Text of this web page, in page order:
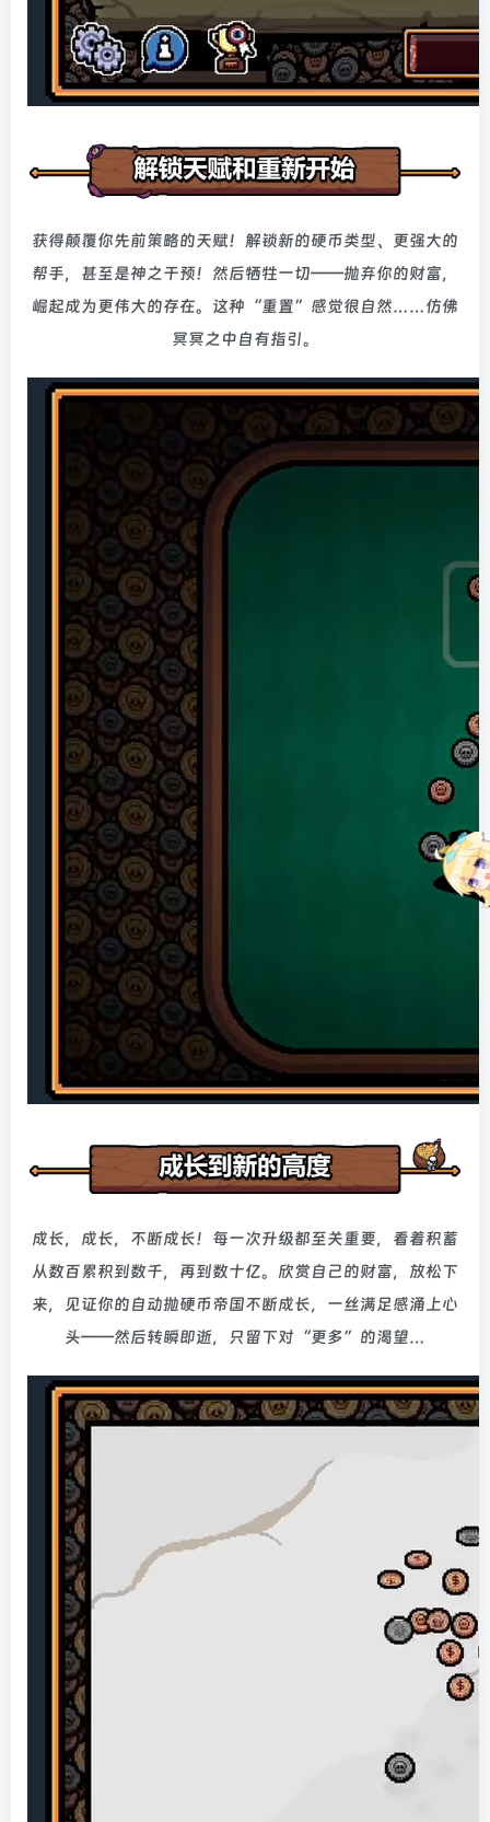
获得颠覆你先前策略的天赋！解锁新的硬币类型、更强大的
帮手，甚至是神之干预！然后牺牲一切——抛弃你的财富，
崛起成为更伟大的存在。这种“重置”感觉很自然……仿佛
冥冥之中自有指引。
成长，成长，不断成长！每一次升级都至关重要，看着积蓄
从数百累积到数千，再到数十亿。欣赏自己的财富，放松下
来，见证你的自动抛硬币帝国不断成长，一丝满足感涌上心
头——然后转瞬即逝，只留下对“更多”的渴望…